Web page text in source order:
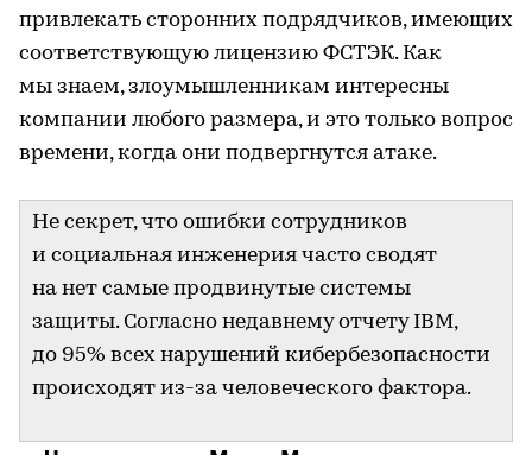
привлекать сторонних подрядчиков, имеющих
соответствующую лицензию ФСТЭК. Как
мы знаем, злоумышленникам интересны
компании любого размера, и это только вопрос
времени, когда они подвергнутся атаке.
Не секрет, что ошибки сотрудников
и социальная инженерия часто сводят
на нет самые продвинутые системы
защиты. Согласно недавнему отчету IBM,
до 95% всех нарушений кибербезопасности
происходят из-за человеческого фактора.